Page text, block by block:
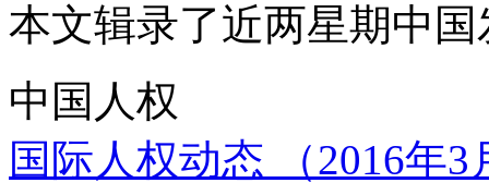
本文辑录了近两星期中
中国人权
国际人权动态 （2016年